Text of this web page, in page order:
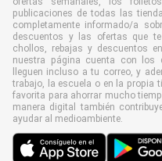
publicaciones de todas las
completamente informado/a
descuentos y las ofertas que
chollos, rebajas y descuentos
nuestra página cuenta con los
lleguen incluso a tu correo, y
trabajo, la escuela o en la propia
favorita para ahorrar mucho
manera digital también
ayudar al medioambiente.